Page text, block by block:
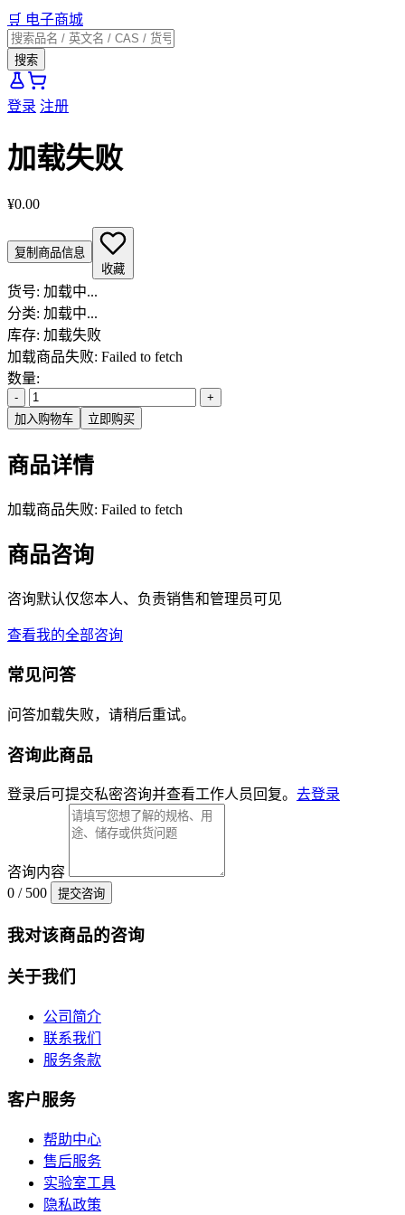
🛒 电子商城
搜索
登录 注册
加载失败
¥0.00
复制商品信息
收藏
货号: 加载中...
分类: 加载中...
库存: 加载失败
加载商品失败: Failed to fetch
数量:
-
+
加入购物车
立即购买
商品详情
加载商品失败: Failed to fetch
商品咨询
咨询默认仅您本人、负责销售和管理员可见
查看我的全部咨询
常见问答
问答加载失败，请稍后重试。
咨询此商品
登录后可提交私密咨询并查看工作人员回复。 去登录
咨询内容
0 / 500
提交咨询
我对该商品的咨询
关于我们
公司简介
联系我们
服务条款
客户服务
帮助中心
售后服务
实验室工具
隐私政策